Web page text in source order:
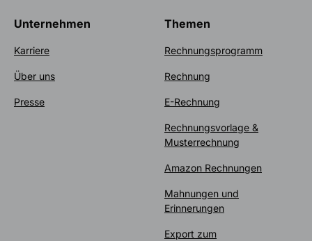
Unternehmen
Karriere
Über uns
Presse
Themen
Rechnungsprogramm
Rechnung
E-Rechnung
Rechnungsvorlage &
Musterrechnung
Amazon Rechnungen
Mahnungen und
Erinnerungen
Export zum